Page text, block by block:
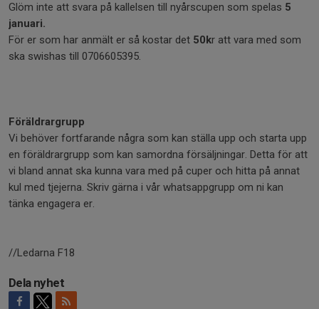
Glöm inte att svara på kallelsen till nyårscupen som spelas 5
januari.
För er som har anmält er så kostar det 50kr att vara med som
ska swishas till 0706605395.
Föräldrargrupp
Vi behöver fortfarande några som kan ställa upp och starta upp
en föräldrargrupp som kan samordna försäljningar. Detta för att
vi bland annat ska kunna vara med på cuper och hitta på annat
kul med tjejerna. Skriv gärna i vår whatsappgrupp om ni kan
tänka engagera er.
//Ledarna F18
Dela nyhet